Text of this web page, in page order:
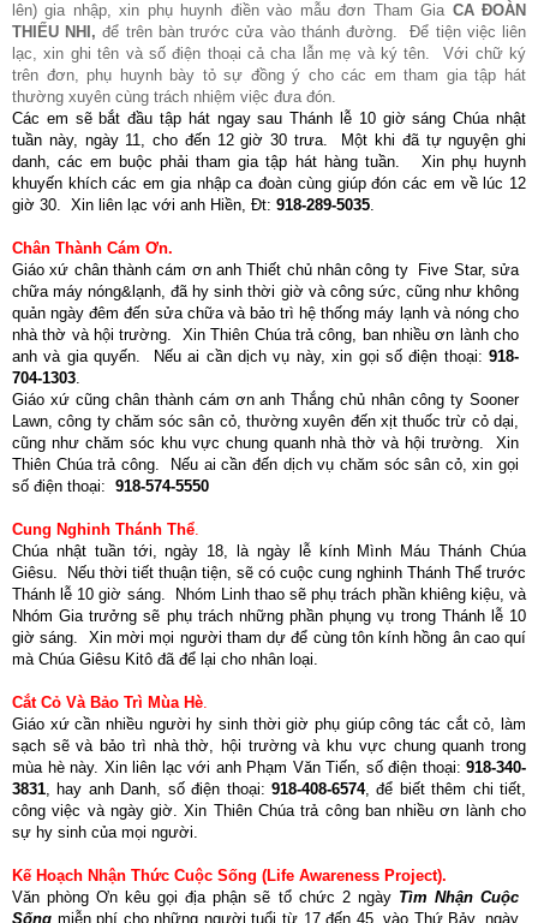
lên) gia nhập, xin phụ huynh điền vào mẫu đơn Tham Gia CA ĐOÀN
THIẾU NHI, để trên bàn trước cửa vào thánh đường. Để tiện việc liên
lạc, xin ghi tên và số điện thoại cả cha lẫn mẹ và ký tên. Với chữ ký
trên đơn, phụ huynh bày tỏ sự đồng ý cho các em tham gia tập hát
thường xuyên cùng trách nhiệm việc đưa đón.
Các em sẽ bắt đầu tập hát ngay sau Thánh lễ 10 giờ sáng Chúa nhật
tuần này, ngày 11, cho đến 12 giờ 30 trưa. Một khi đã tự nguyện ghi
danh, các em buộc phải tham gia tập hát hàng tuần. Xin phụ huynh
khuyến khích các em gia nhập ca đoàn cùng giúp đón các em về lúc 12
giờ 30. Xin liên lạc với anh Hiền, Đt: 918-289-5035.
Chân Thành Cám Ơn.
Giáo xứ chân thành cám ơn anh Thiết chủ nhân công ty Five Star, sửa
chữa máy nóng&lạnh, đã hy sinh thời giờ và công sức, cũng như không
quản ngày đêm đến sửa chữa và bảo trì hệ thống máy lạnh và nóng cho
nhà thờ và hội trường. Xin Thiên Chúa trả công, ban nhiều ơn lành cho
anh và gia quyến. Nếu ai cần dịch vụ này, xin gọi số điện thoại: 918-
704-1303.
Giáo xứ cũng chân thành cám ơn anh Thắng chủ nhân công ty Sooner
Lawn, công ty chăm sóc sân cỏ, thường xuyên đến xịt thuốc trừ cỏ dại,
cũng như chăm sóc khu vực chung quanh nhà thờ và hội trường. Xin
Thiên Chúa trả công. Nếu ai cần đến dịch vụ chăm sóc sân cỏ, xin gọi
số điện thoại: 918-574-5550
Cung Nghinh Thánh Thể.
Chúa nhật tuần tới, ngày 18, là ngày lễ kính Mình Máu Thánh Chúa
Giêsu. Nếu thời tiết thuận tiện, sẽ có cuộc cung nghinh Thánh Thể trước
Thánh lễ 10 giờ sáng. Nhóm Linh thao sẽ phụ trách phần khiêng kiệu, và
Nhóm Gia trưởng sẽ phụ trách những phần phụng vụ trong Thánh lễ 10
giờ sáng. Xin mời mọi người tham dự để cùng tôn kính hồng ân cao quí
mà Chúa Giêsu Kitô đã để lại cho nhân loại.
Cắt Cỏ Và Bảo Trì Mùa Hè.
Giáo xứ cần nhiều người hy sinh thời giờ phụ giúp công tác cắt cỏ, làm
sạch sẽ và bảo trì nhà thờ, hội trường và khu vực chung quanh trong
mùa hè này. Xin liên lạc với anh Phạm Văn Tiến, số điện thoại: 918-340-
3831, hay anh Danh, số điện thoại: 918-408-6574, để biết thêm chi tiết,
công việc và ngày giờ. Xin Thiên Chúa trả công ban nhiều ơn lành cho
sự hy sinh của mọi người.
Kế Hoạch Nhận Thức Cuộc Sống (Life Awareness Project).
Văn phòng Ơn kêu gọi địa phận sẽ tổ chức 2 ngày Tìm Nhận Cuộc
Sống miễn phí cho những người tuổi từ 17 đến 45, vào Thứ Bảy, ngày